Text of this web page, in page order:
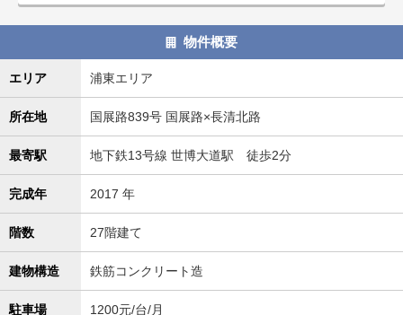
物件概要
エリア 浦東エリア
所在地 国展路839号 国展路×長清北路
最寄駅 地下鉄13号線 世博大道駅 徒歩2分
完成年 2017 年
階数 27階建て
建物構造 鉄筋コンクリート造
駐車場 1200元/台/月